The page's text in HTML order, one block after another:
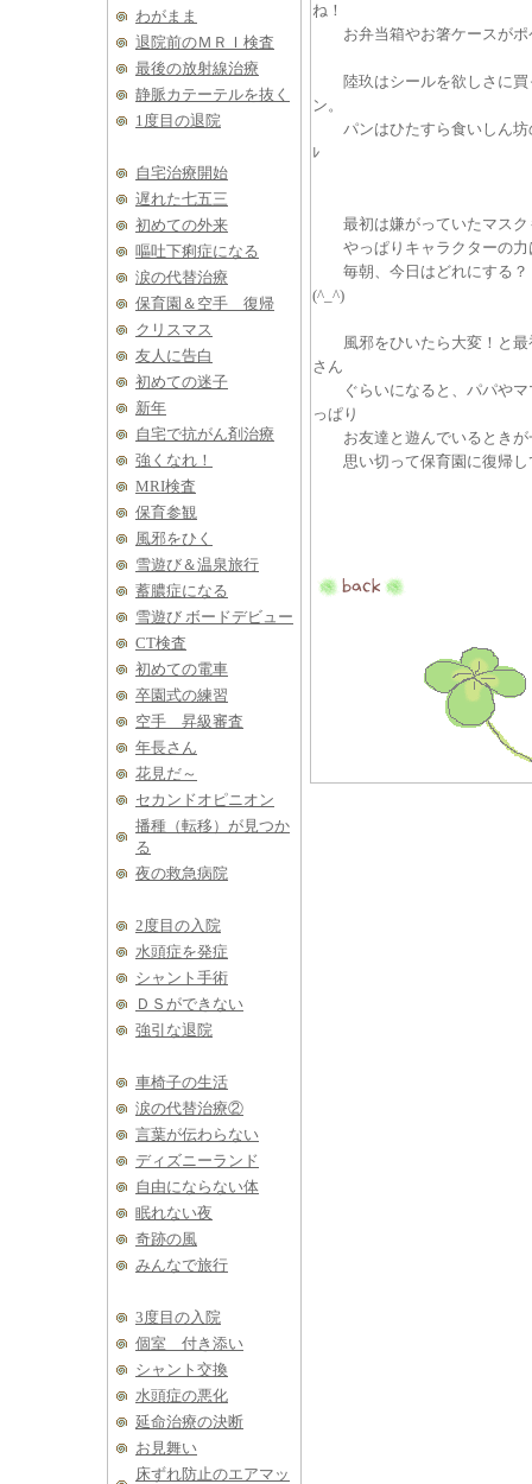
ね！
お弁当箱やお箸ケースがポ
陸玖はシールを欲しさに買
ン。
パンはひたすら食いしん坊
ﾚ
最初は嫌がっていたマスク
やっぱりキャラクターの力
毎朝、今日はどれにする？
(^_^)
風邪をひいたら大変！と最
さん
ぐらいになると、パパやマ
っぱり
お友達と遊んでいるときが
思い切って保育園に復帰
わがまま
退院前のＭＲＩ検査
最後の放射線治療
静脈カテーテルを抜く
1度目の退院
自宅治療開始
遅れた七五三
初めての外来
嘔吐下痢症になる
涙の代替治療
保育園＆空手 復帰
クリスマス
友人に告白
初めての迷子
新年
自宅で抗がん剤治療
強くなれ！
MRI検査
保育参観
風邪をひく
雪遊び＆温泉旅行
蓄膿症になる
雪遊び ボードデビュー
CT検査
初めての電車
卒園式の練習
空手 昇級審査
年長さん
花見だ～
セカンドオピニオン
播種（転移）が見つか
る
夜の救急病院
2度目の入院
水頭症を発症
シャント手術
ＤＳができない
強引な退院
車椅子の生活
涙の代替治療②
言葉が伝わらない
ディズニーランド
自由にならない体
眠れない夜
奇跡の風
みんなで旅行
3度目の入院
個室 付き添い
シャント交換
水頭症の悪化
延命治療の決断
お見舞い
床ずれ防止のエアマッ